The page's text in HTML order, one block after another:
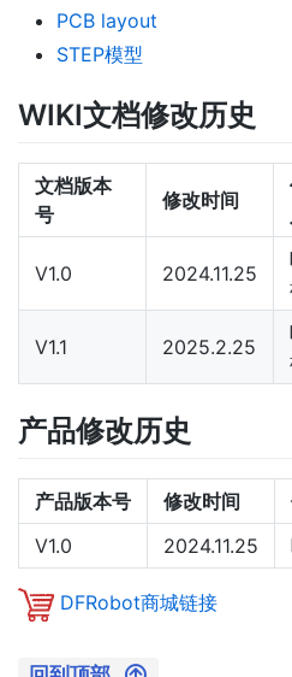
PCB layout
STEP模型
WIKI文档修改历史
文档版本
号
修改时间
V1.0 2024.11.25
V1.1 2025.2.25
产品修改历史
产品版本号 修改时间
V1.0
2024.11.25
DFRobot商城链接